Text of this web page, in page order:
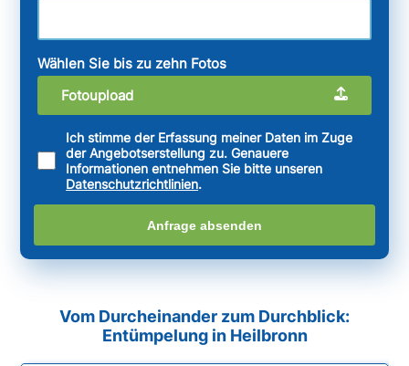
Wählen Sie bis zu zehn Fotos
Fotoupload
Ich stimme der Erfassung meiner Daten im Zuge
der Angebotserstellung zu. Genauere
Informationen entnehmen Sie bitte unseren
Datenschutzrichtlinien.
Anfrage absenden
Vom Durcheinander zum Durchblick:
Entümpelung in Heilbronn